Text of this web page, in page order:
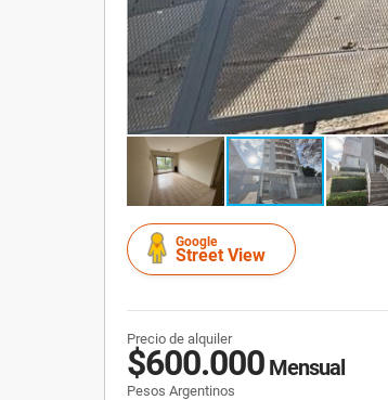
Google
Street View
Precio de alquiler
$600.000 Mensual
Pesos Argentinos